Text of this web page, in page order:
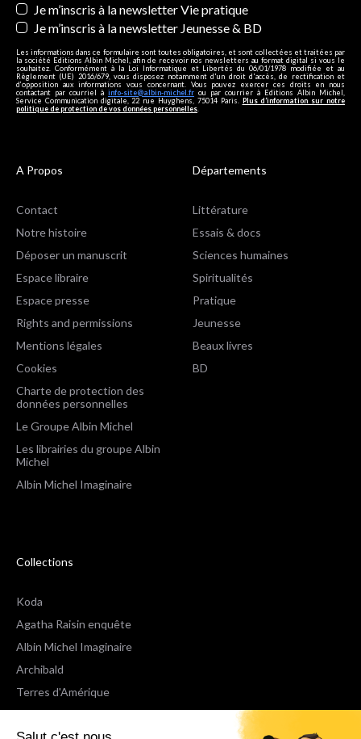
Je m’inscris à la newsletter Vie pratique
Je m’inscris à la newsletter Jeunesse & BD
Les informations dans ce formulaire sont toutes obligatoires, et sont collectées et traitées par
la société Editions Albin Michel, afin de recevoir nos newsletters au format digital si vous le
souhaitez. Conformément à la Loi Informatique et Libertés du 06/01/1978 modifiée et au
Règlement (UE) 2016/679, vous disposez notamment d'un droit d'accès, de rectification et
d’opposition aux informations vous concernant. Vous pouvez exercer ces droits en nous
contactant par courriel à info-site@albin-michel.fr ou par courrier à Editions Albin Michel,
Service Communication digitale, 22 rue Huyghens, 75014 Paris. Plus d’information sur notre
politique de protection de vos données personnelles
A Propos
Contact
Notre histoire
Déposer un manuscrit
Espace libraire
Espace presse
Rights and permissions
Mentions légales
Cookies
Charte de protection des
données personnelles
Le Groupe Albin Michel
Les librairies du groupe Albin
Michel
Albin Michel Imaginaire
Départements
Littérature
Essais & docs
Sciences humaines
Spiritualités
Pratique
Jeunesse
Beaux livres
BD
Collections
Koda
Agatha Raisin enquête
Albin Michel Imaginaire
Archibald
Terres d'Amérique
Espaces Libres Poche